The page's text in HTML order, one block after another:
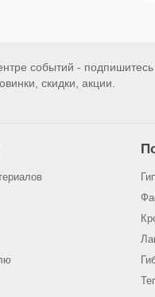
событий -
скидки, акции.